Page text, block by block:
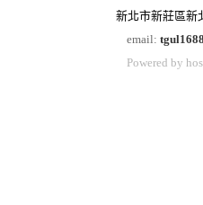
新北市新莊區新
email:
Powered by